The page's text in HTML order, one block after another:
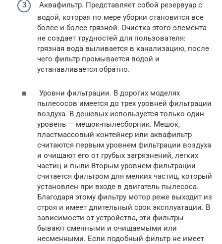
Аквафильтр. Представляет собой резервуар с
водой, которая по мере уборки становится все
более и более грязной. Очистка этого элемента
не создает трудностей для пользователя:
грязная вода выливается в канализацию, после
чего фильтр промывается водой и
устанавливается обратно.
Уровни фильтрации. В дорогих моделях
пылесосов имеется до трех уровней фильтрации
воздуха. В дешевых используется только один
уровень — мешок-пылесборник. Мешок,
пластмассовый контейнер или аквафильтр
считаются первым уровнем фильтрации воздуха
и очищают его от грубых загрязнений, легких
частиц и пыли.Вторым уровнем фильтрации
считается фильтром для мелких частиц, который
установлен при входе в двигатель пылесоса.
Благодаря этому фильтру мотор реже выходит из
строя и имеет длительный срок эксплуатации. В
зависимости от устройства, эти фильтры
бывают сменными и очищаемыми или
несменными. Если подобный фильтр не имеет